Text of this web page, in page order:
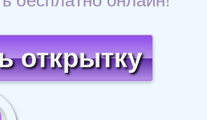
открытку